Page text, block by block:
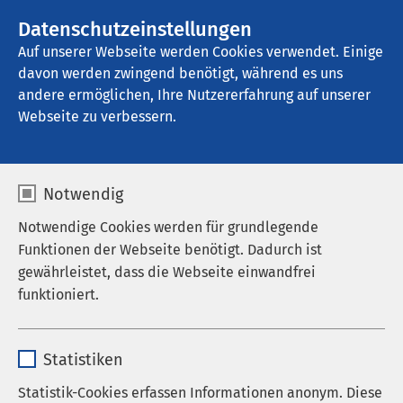
Datenschutzeinstellungen
Auf unserer Webseite werden Cookies verwendet. Einige
davon werden zwingend benötigt, während es uns
andere ermöglichen, Ihre Nutzererfahrung auf unserer
Webseite zu verbessern.
Notwendig
Notwendige Cookies werden für grundlegende
Funktionen der Webseite benötigt. Dadurch ist
gewährleistet, dass die Webseite einwandfrei
funktioniert.
Anbieter sgalinski
Statistiken
Statistik-Cookies erfassen Informationen anonym. Diese
Startseite der AMEOS Gruppe Aktuelles
AMEOS bewegt was
Die AMEOS Gruppe investierte pro Jahr zusätzlich
zu den erhaltenen Fördermitteln eine zweistellige
Millionen Euro Summe an Eigenmitteln in die
in verschiedenste Projekte: Neubauten,
Renovierungen, technische Geräte, Mobiliar und
vieles mehr.